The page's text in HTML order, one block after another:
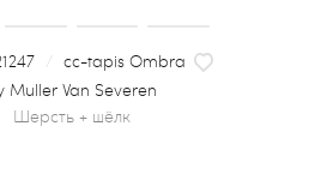
сс-tapis Ombra
Muller Van Severen
шерсть + шёлк